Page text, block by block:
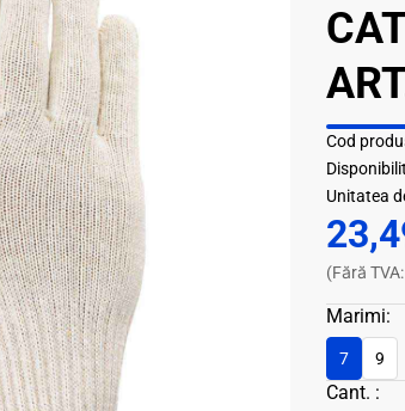
Cod
Unitatea
(Fără
Marimi:
7 9
Cant. :